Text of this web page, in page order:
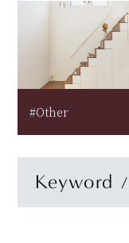
#Other
Keyword